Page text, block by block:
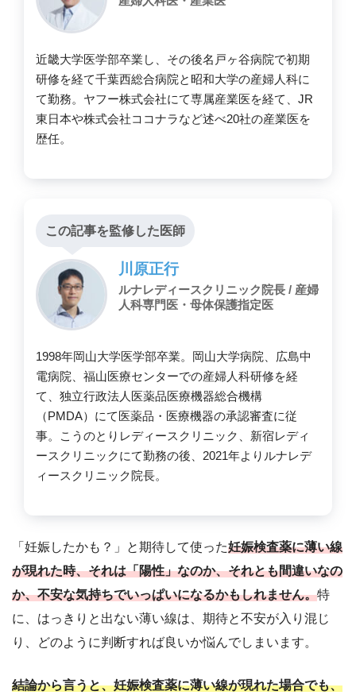
近畿大学医学部卒業し、その後名戸ヶ谷病院で初期
研修を経て千葉西総合病院と昭和大学の産婦人科に
て勤務。ヤフー株式会社にて専属産業医を経て、JR
東日本や株式会社ココナラなど述べ20社の産業医を
歴任。
この記事を監修した医師
川原正行
ルナレディースクリニック院長 / 産婦
人科専門医・母体保護指定医
1998年岡山大学医学部卒業。岡山大学病院、広島中
電病院、福山医療センターでの産婦人科研修を経
て、独立行政法人医薬品医療機器総合機構
（PMDA）にて医薬品・医療機器の承認審査に従
事。こうのとりレディースクリニック、新宿レディ
ースクリニックにて勤務の後、2021年よりルナレデ
ィースクリニック院長。
「妊娠したかも？」と期待して使った妊娠検査薬に薄い線
が現れた時、それは「陽性」なのか、それとも間違いなの
か、不安な気持ちでいっぱいになるかもしれません。特
に、はっきりと出ない薄い線は、期待と不安が入り混じ
り、どのように判断すれば良いか悩んでしまいます。
結論から言うと、妊娠検査薬に薄い線が現れた場合でも、